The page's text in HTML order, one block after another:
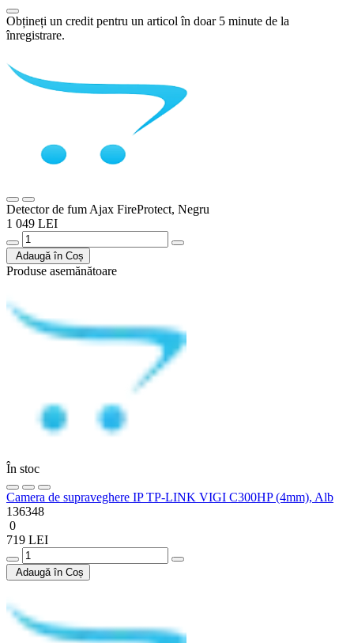
Obțineți un credit pentru un articol în doar 5 minute de la
înregistrare.
Detector de fum Ajax FireProtect, Negru
1 049 LEI
Adaugă în Coș
Produse asemănătoare
În stoc
Camera de supraveghere IP TP-LINK VIGI C300HP (4mm), Alb
136348
0
719 LEI
Adaugă în Coș